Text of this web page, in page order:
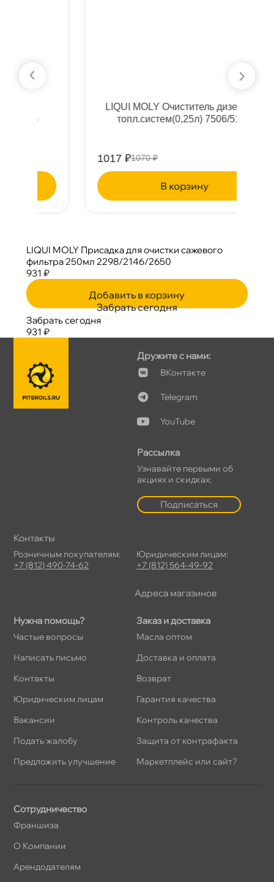
LIQUI MOLY Очиститель дизельной
топл.систем(0,25л) 7506/5139
1070 ₽
корзину
LIQUI MOLY Присадка для очистки сажевого
фильтра 250мл 2298/2146/2650
931 ₽
Добавить в корзину
Забрать сегодня
Забрать сегодня
931 ₽
Нужна помощь?
Частые вопросы
Написать письмо
Контакты
Юридическим лицам
акансии
Подать жалобу
Предложить улучшение
Заказ и доставка
Масла оптом
Доставка и оплата
озврат
Гарантия качества
Контроль качества
Защита от контрафакта
Маркетплейс или сайт?
Дружите с нами:
Контакте
Telegram
YouTube
Рассылка
Узнавайте первыми о
акциях и скидках:
Подписаться
Сотрудничество
Франшиза
О Компании
Арендодателям
Контакты
Розничным покупателям:
+7 (812) 490-74-62
Юридическим лицам:
+7 (812) 564-49-92
Адреса магазино